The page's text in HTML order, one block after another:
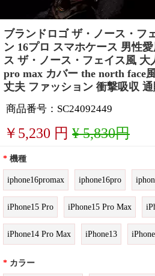
ブランドロゴ ザ・ノース・フ
ン 16プロ スマホケース 男性
ス ザ・ノース・フェイス風 大
pro max カバー the north face
丈夫 ファッション 衝撃吸収
商品番号：SC24092449
￥ 5,230 円 ¥ 5,830円
* 機種
iphone16promax iphone16pro
iPhone15 Pro iPhone15 Pro Max
iPhone14 Pro Max iPhone13
* カラー